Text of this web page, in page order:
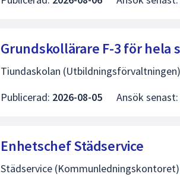
Grundskollärare F-3 för hela
Tiundaskolan (Utbildningsförvaltningen)
Publicerad: 2026-08-05 Ansök senast:
Enhetschef Städservice
Städservice (Kommunledningskontoret)